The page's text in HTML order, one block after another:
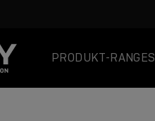
PRODUKT-RANGES